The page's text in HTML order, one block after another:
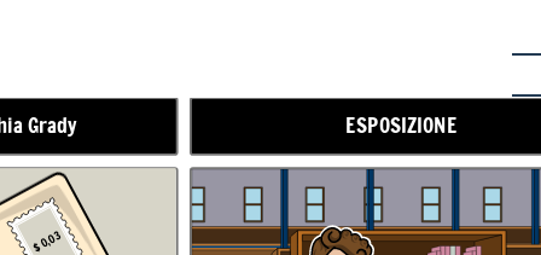
Grady ESPOSIZIONE
$ 0,03